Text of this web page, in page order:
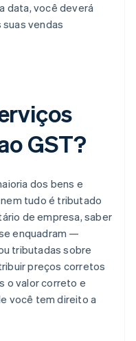
data, você deverá
vendas
GST?
dos bens e
tudo é tributado
de empresa, saber
enquadram —
tributadas sobre
preços corretos
o valor correto e
você tem direito a